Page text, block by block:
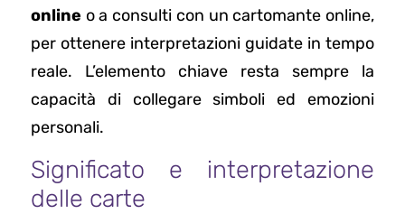
online o a consulti con un cartomante online,
per ottenere interpretazioni guidate in tempo
reale. L’elemento chiave resta sempre la
capacità di collegare simboli ed emozioni
personali.
Significato e interpretazione
delle carte